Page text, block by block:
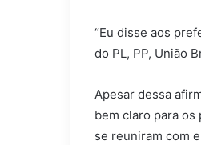
“Eu disse aos
do PL, PP, União
Apesar dessa
bem claro para
se reuniram com